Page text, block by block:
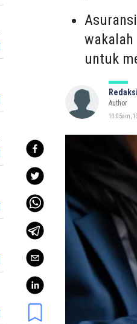
untuk
Author
10:05am,